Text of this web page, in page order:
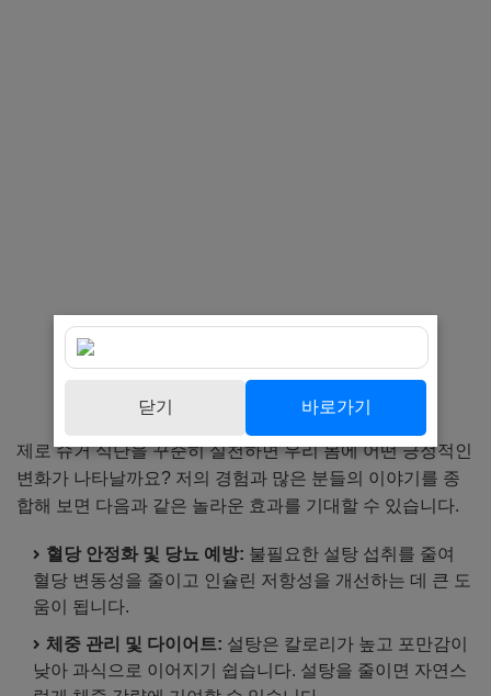
제로 슈거 식단을 꾸준히 실천하면 우리 몸에 어떤 긍정적인
변화가 나타날까요? 저의 경험과 많은 분들의 이야기를 종
합해 보면 다음과 같은 놀라운 효과를 기대할 수 있습니다.
혈당 안정화 및 당뇨 예방: 불필요한 설탕 섭취를 줄여
혈당 변동성을 줄이고 인슐린 저항성을 개선하는 데 큰 도
움이 됩니다.
체중 관리 및 다이어트: 설탕은 칼로리가 높고 포만감이
낮아 과식으로 이어지기 쉽습니다. 설탕을 줄이면 자연스
닫기 바로가기